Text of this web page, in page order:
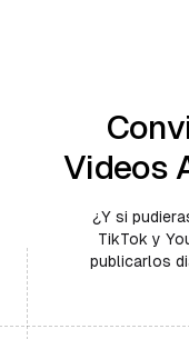
Videos
¿Y si
TikTok y
publicarlos